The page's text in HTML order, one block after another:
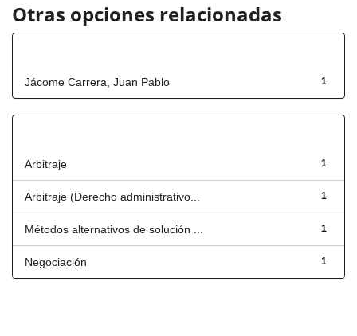
Otras opciones relacionadas
1
Jácome Carrera, Juan Pablo
1
Arbitraje
1
Arbitraje (Derecho administrativo...
1
Métodos alternativos de solución ...
1
Negociación